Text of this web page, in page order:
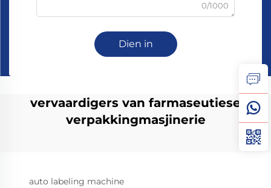
0/1000
Dien in
vervaardigers van farmaseutiese
verpakkingmasjinerie
auto labeling machine